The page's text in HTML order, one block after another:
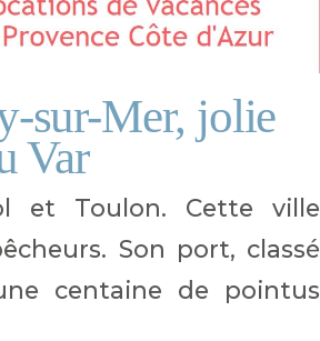
sur-Mer, jolie
Var
et Toulon. Cette ville
Son port, classé
centaine de pointus